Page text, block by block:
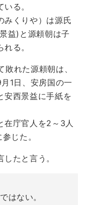
る。
みくりや）は源氏
益)と源頼朝は子
る。
れた源頼朝は、
1日、安房国の一
安西景益に手紙を
在庁官人を2～3人
じた。
たと言う。
はない。